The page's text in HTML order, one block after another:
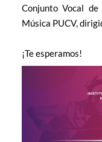
Conjunto Vocal
Música PUCV,
¡Te esperamos!